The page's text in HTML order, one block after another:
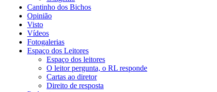
Cantinho dos Bichos
Opinião
Visto
Vídeos
Fotogalerias
Espaço dos Leitores
Espaço dos leitores
O leitor pergunta, o RL responde
Cartas ao diretor
Direito de resposta